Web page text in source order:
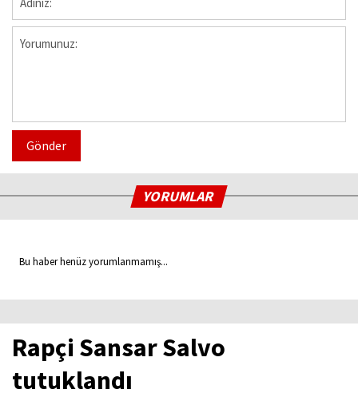
Gönder
YORUMLAR
Bu haber henüz yorumlanmamış...
Rapçi Sansar Salvo
tutuklandı